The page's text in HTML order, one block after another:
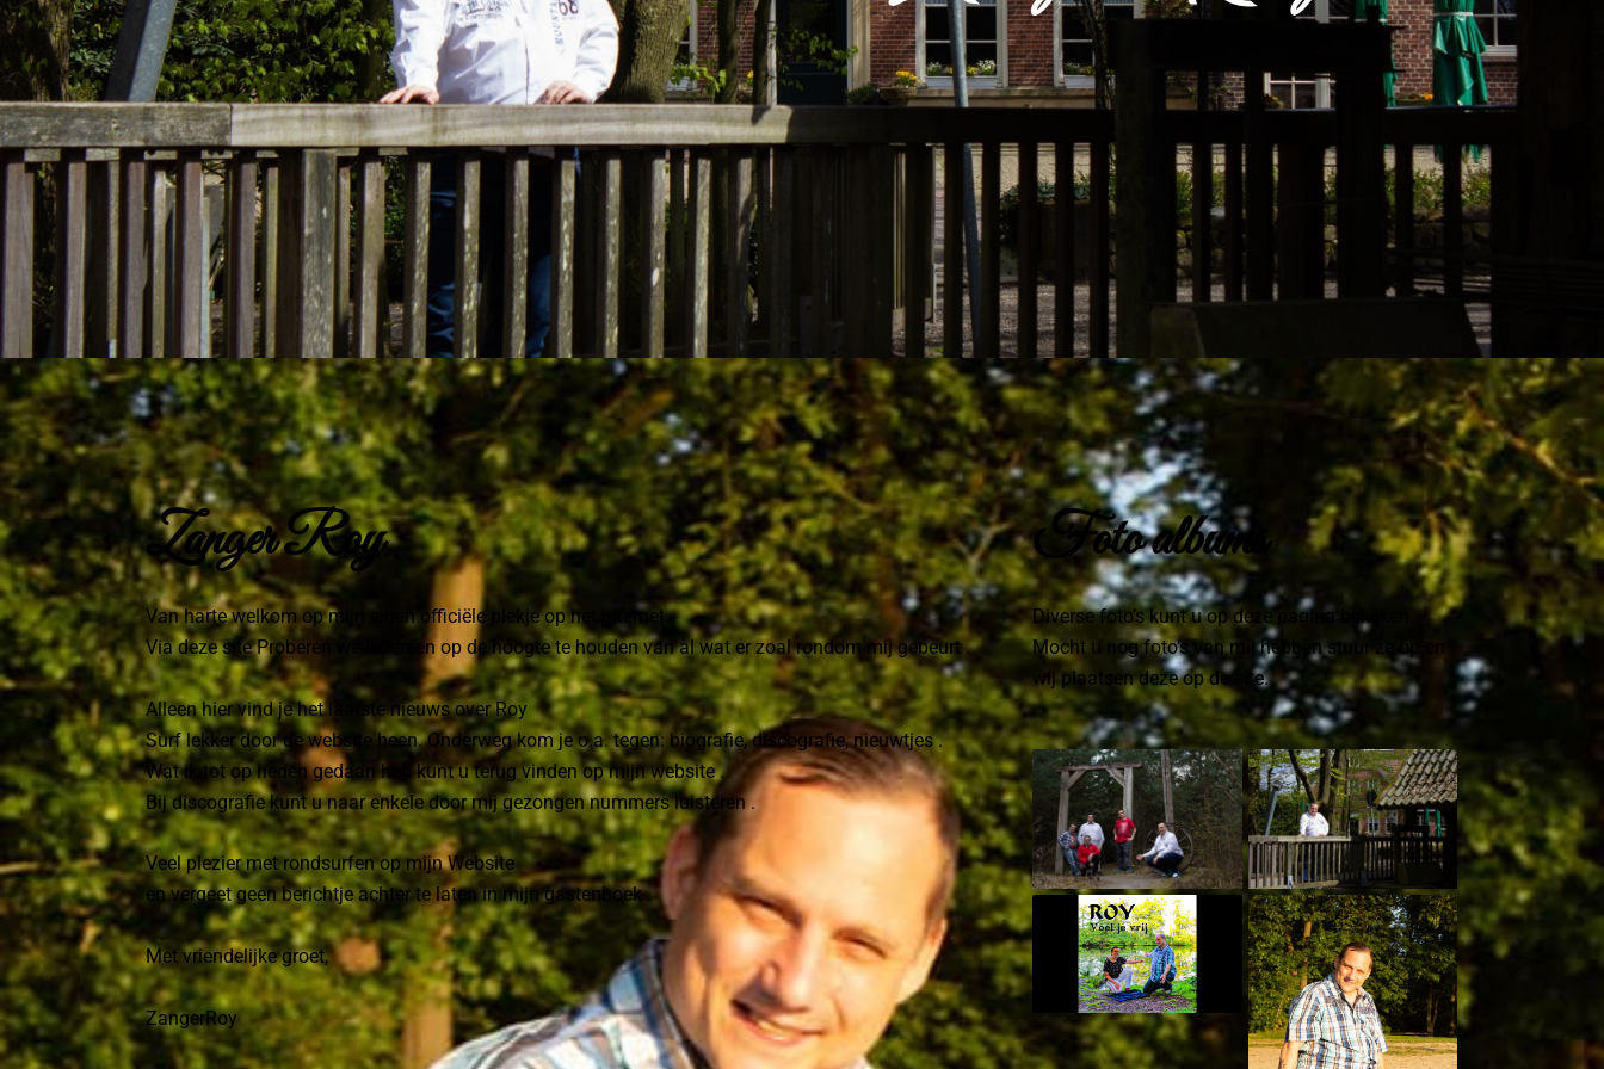
Zanger Roy
Van harte welkom op mijn eigen officiële plekje op het internet.
Via deze site Proberen we iedereen op de hoogte te houden van al wat er zoal rondom mij gebeurt .
Alleen hier vind je het laatste nieuws over Roy
Surf lekker door de website heen. Onderweg kom je o.a. tegen: biografie, discografie, nieuwtjes .
Wat ik tot op heden gedaan heb kunt u terug vinden op mijn website .
Bij discografie kunt u naar enkele door mij gezongen nummers luisteren .
Veel plezier met rondsurfen op mijn Website
en vergeet geen berichtje achter te laten in mijn gastenboek .
Met vriendelijke groet,
ZangerRoy
Foto albums
Diverse foto’s kunt u op deze pagina bekijken.
Mocht u nog foto’s van mij hebben stuur ze op en
wij plaatsen deze op de site.